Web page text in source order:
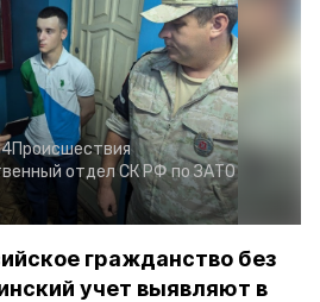
Происшествия
отдел СК РФ по ЗАТО
гражданство без
учет выявляют в